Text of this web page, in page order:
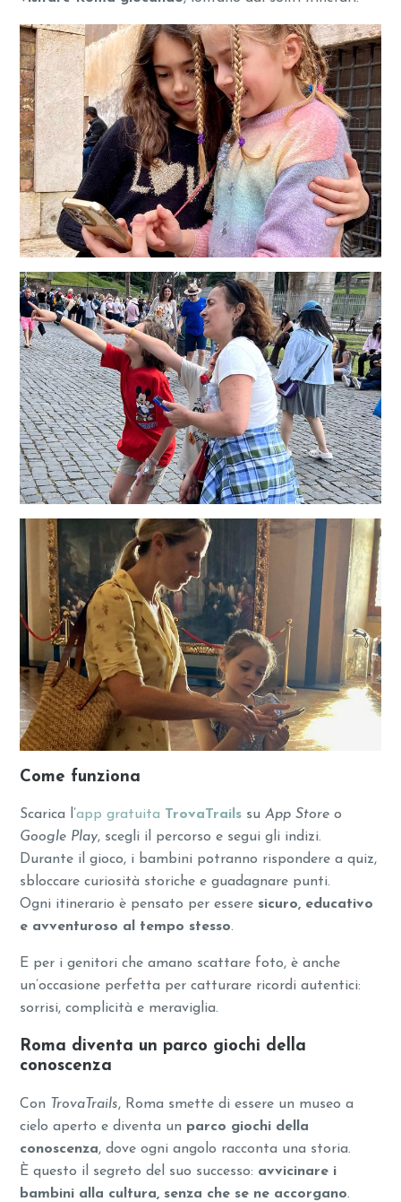
Come funziona
Scarica l’app gratuita TrovaTrails suApp Store o
Google Play, scegli il percorso e segui gli indizi.
Durante il gioco, i bambini potranno rispondere a quiz,
sbloccare curiosità storiche e guadagnare punti.
Ogni itinerario è pensato per essere sicuro, educativo
e avventuroso al tempo stesso.
E per i genitori che amano scattare foto, è anche
un’occasione perfetta per catturare ricordi autentici:
sorrisi, complicità e meraviglia.
Roma diventa un parco giochi della
conoscenza
Con TrovaTrails, Roma smette di essere un museo a
cielo aperto e diventa un parco giochi della
conoscenza, dove ogni angolo racconta una storia.
È questo il segreto del suo successo: avvicinare i
bambini alla cultura, senza che se ne accorgano.